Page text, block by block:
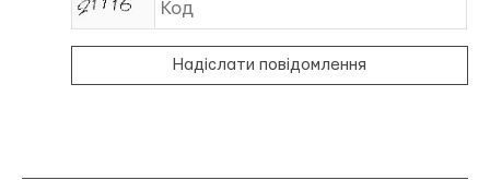
Надіслати повідомлення